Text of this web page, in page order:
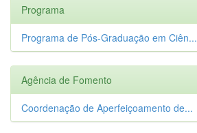
Programa
Programa de Pós-Graduação em Ciên...
Agência de Fomento
Coordenação de Aperfeiçoamento de...